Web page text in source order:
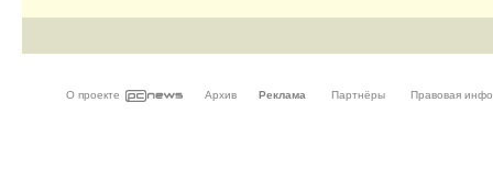
О проекте Архив Реклама Партнёры Правовая